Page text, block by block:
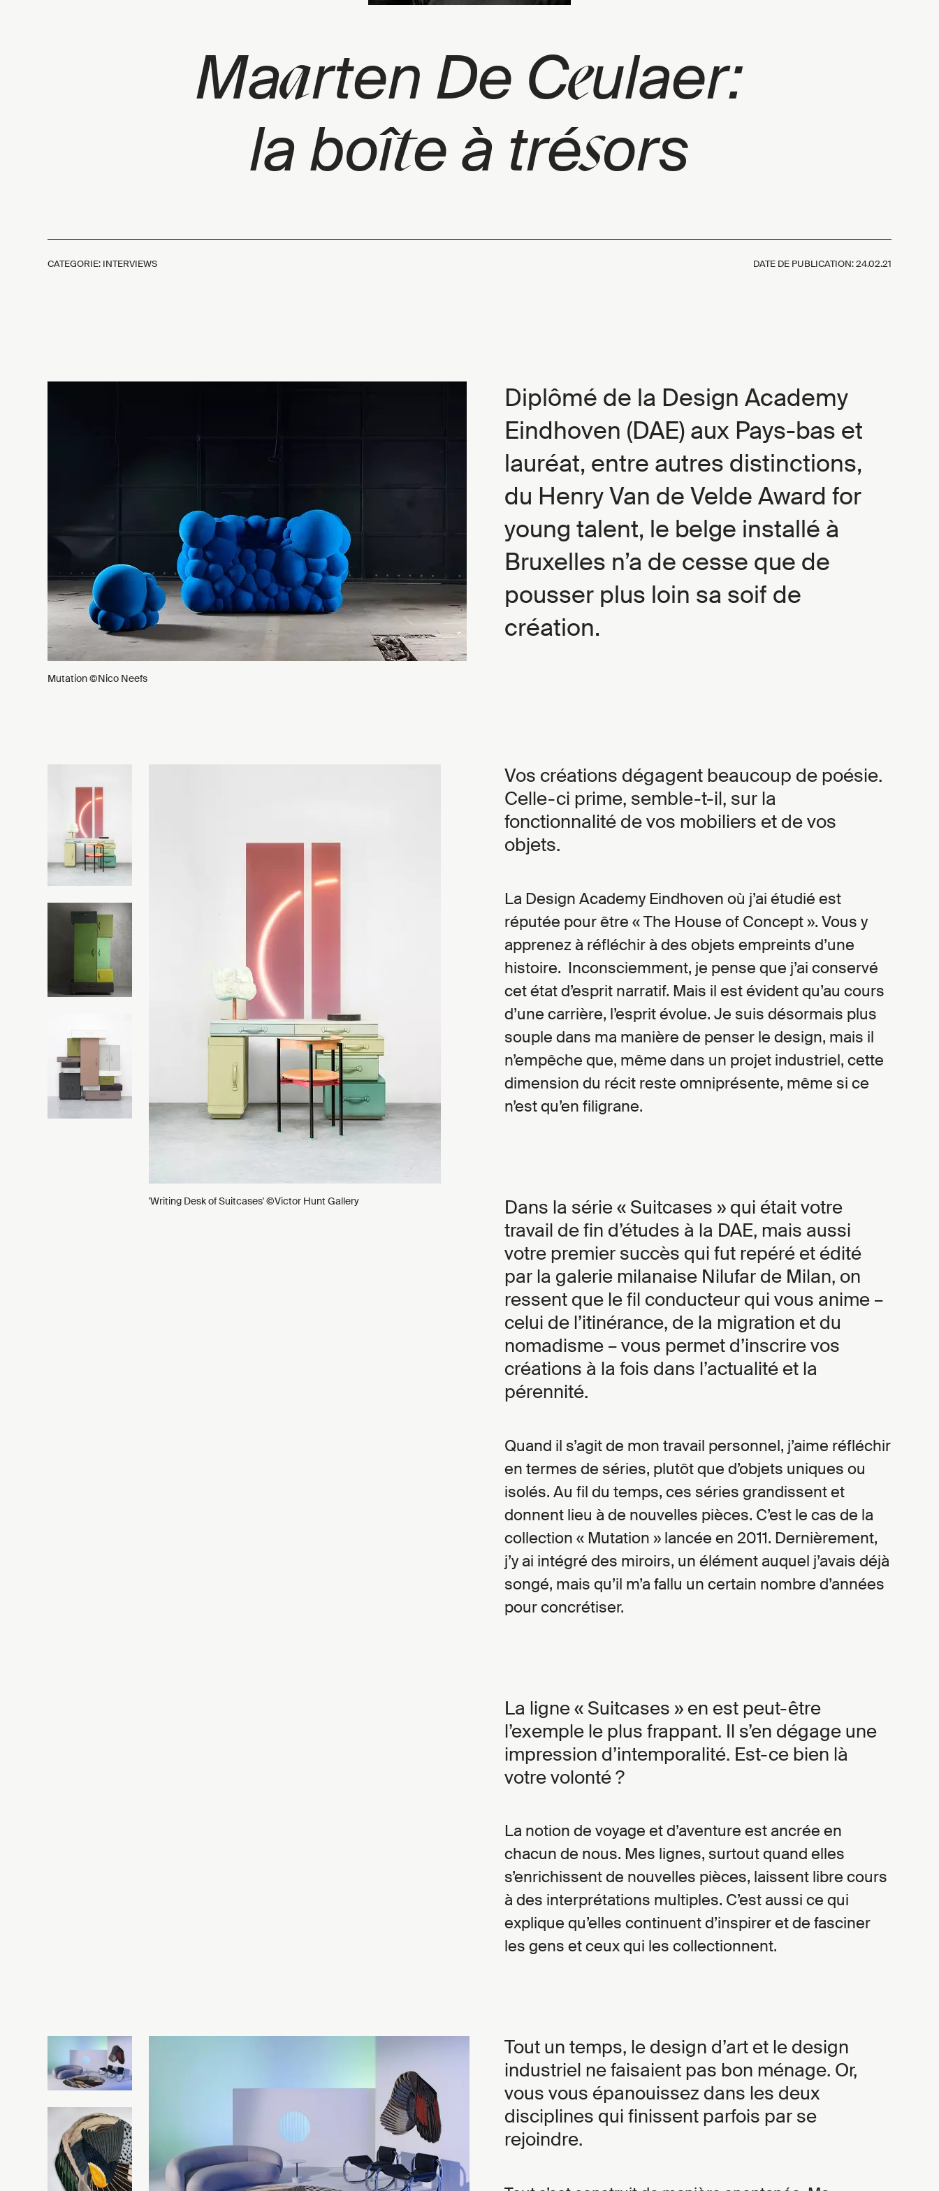
Maarten De Ceulaer:
la boîte à trésors
CATEGORIE: INTERVIEWS DATE DE PUBLICATION:24.02.21
Mutation ©Nico Neefs
Diplômé de la Design Academy
Eindhoven (DAE) aux Pays-bas et
lauréat, entre autres distinctions,
du Henry Van de Velde Award for
young talent, le belge installé à
Bruxelles n’a de cesse que de
pousser plus loin sa soif de
création.
'Writing Desk of Suitcases' ©Victor Hunt Gallery
Vos créations dégagent beaucoup de poésie.
Celle-ci prime, semble-t-il, sur la
fonctionnalité de vos mobiliers et de vos
objets.
La Design Academy Eindhoven où j’ai étudié est
réputée pour être « The House of Concept ». Vous y
apprenez à réfléchir à des objets empreints d’une
histoire. Inconsciemment, je pense que j’ai conservé
cet état d’esprit narratif. Mais il est évident qu’au cours
d’une carrière, l’esprit évolue. Je suis désormais plus
souple dans ma manière de penser le design, mais il
n’empêche que, même dans un projet industriel, cette
dimension du récit reste omniprésente, même si ce
n’est qu’en filigrane.
Dans la série « Suitcases » qui était votre
travail de fin d’études à la DAE, mais aussi
votre premier succès qui fut repéré et édité
par la galerie milanaise Nilufar de Milan, on
ressent que le fil conducteur qui vous anime –
celui de l’itinérance, de la migration et du
nomadisme – vous permet d’inscrire vos
créations à la fois dans l’actualité et la
pérennité.
Quand il s’agit de mon travail personnel, j’aime réfléchir
en termes de séries, plutôt que d’objets uniques ou
isolés. Au fil du temps, ces séries grandissent et
donnent lieu à de nouvelles pièces. C’est le cas de la
collection « Mutation » lancée en 2011. Dernièrement,
j’y ai intégré des miroirs, un élément auquel j’avais déjà
songé, mais qu’il m’a fallu un certain nombre d’années
pour concrétiser.
La ligne « Suitcases » en est peut-être
l’exemple le plus frappant. Il s’en dégage une
impression d’intemporalité. Est-ce bien là
votre volonté ?
La notion de voyage et d’aventure est ancrée en
chacun de nous. Mes lignes, surtout quand elles
s’enrichissent de nouvelles pièces, laissent libre cours
à des interprétations multiples. C’est aussi ce qui
explique qu’elles continuent d’inspirer et de fasciner
les gens et ceux qui les collectionnent.
Tout un temps, le design d’art et le design
industriel ne faisaient pas bon ménage. Or,
vous vous épanouissez dans les deux
disciplines qui finissent parfois par se
rejoindre.